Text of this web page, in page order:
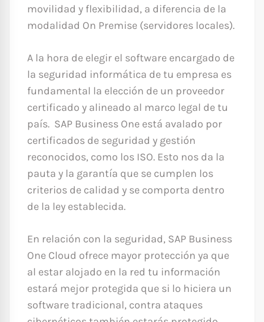
movilidad y flexibilidad, a diferencia de la
modalidad On Premise (servidores locales).
A la hora de elegir el software encargado de
la seguridad informática de tu empresa es
fundamental la elección de un proveedor
certificado y alineado al marco legal de tu
país. SAP Business One está avalado por
certificados de seguridad y gestión
reconocidos, como los ISO. Esto nos da la
pauta y la garantía que se cumplen los
criterios de calidad y se comporta dentro
de la ley establecida.
En relación con la seguridad, SAP Business
One Cloud ofrece mayor protección ya que
al estar alojado en la red tu información
estará mejor protegida que si lo hiciera un
software tradicional, contra ataques